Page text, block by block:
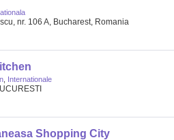
nr. 106 A, Bucharest, Romania
Internationale
Shopping City